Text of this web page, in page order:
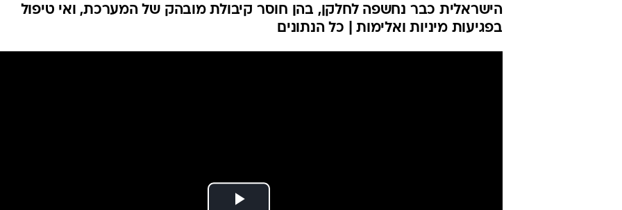
הישראלית כבר נחשפה לחלקן, בהן חוסר קיבולת מובהק של המערכת, ואי טיפול
בפגיעות מיניות ואלימות | כל הנתונים